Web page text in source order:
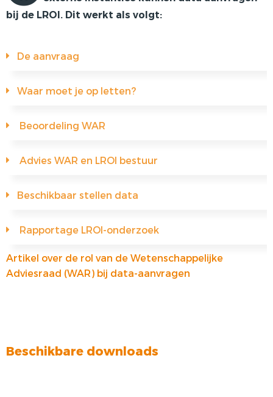
VOORSTE KRUISBAND
bij de LROI. Dit werkt als volgt:
De aanvraag
Waar moet je op letten?
Beoordeling WAR
Advies WAR en LROI bestuur
Beschikbaar stellen data
Rapportage LROI-onderzoek
Artikel over de rol van de Wetenschappelijke
Adviesraad (WAR) bij data-aanvragen
Beschikbare downloads